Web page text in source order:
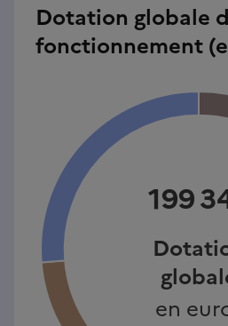
Dotation globale
fonctionnement
199
en